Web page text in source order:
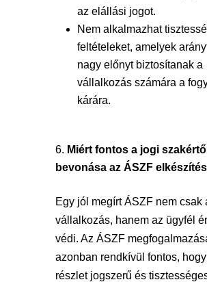
az elállási jogot.
Nem alkalmazhat
feltételeket, amelyek
nagy előnyt biztosítanak a
vállalkozás számára a
kárára.
Miért fontos a jogi szakértő
bevonása az ÁSZF
Egy jól megírt ÁSZF nem csak
vállalkozás, hanem az ügyfél
védi. Az ÁSZF
azonban rendkívül fontos,
részlet jogszerű és